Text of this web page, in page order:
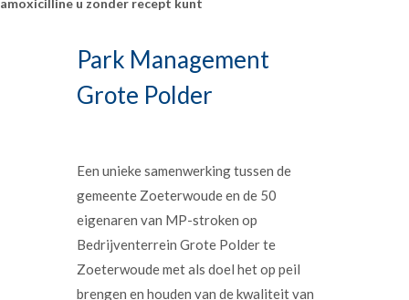
amoxicilline u zonder recept kunt
Park Management
Grote Polder
Een unieke samenwerking tussen de
gemeente Zoeterwoude en de 50
eigenaren van MP-stroken op
Bedrijventerrein Grote Polder te
Zoeterwoude met als doel het op peil
brengen en houden van de kwaliteit van